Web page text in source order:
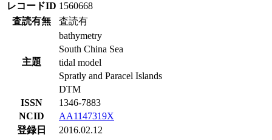
レコードID 1560668
査読有無
査読有
主題
bathymetry
South China Sea
tidal model
Spratly and Paracel Islands
DTM
ISSN
1346-7883
NCID
AA1147319X
登録日
2016.02.12